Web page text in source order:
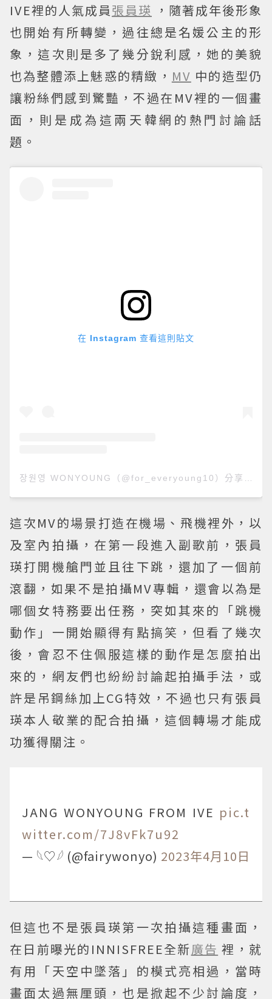
IVE裡的人氣成員張員瑛 ，隨著成年後形象
也開始有所轉變，過往總是名媛公主的形
象，這次則是多了幾分銳利感，她的美貌
也為整體添上魅惑的精緻， MV 中的造型仍
讓粉絲們感到驚豔，不過在MV裡的一個畫
面，則是成為這兩天韓網的熱門討論話
題。
在 Instagram 查看這則貼文
這次MV的場景打造在機場、飛機裡外，以
及室內拍攝，在第一段進入副歌前，張員
瑛打開機艙門並且往下跳，還加了一個前
滾翻，如果不是拍攝MV專輯，還會以為是
哪個女特務要出任務，突如其來的「跳機
動作」一開始顯得有點搞笑，但看了幾次
後，會忍不住佩服這樣的動作是怎麼拍出
來的，網友們也紛紛討論起拍攝手法，或
許是吊鋼絲加上CG特效，不過也只有張員
瑛本人敬業的配合拍攝，這個轉場才能成
功獲得關注。
JANG WONYOUNG FROM IVE pic.t
witter.com/7J8vFk7u92
— 𓆩♡𓆪 (@fairywonyo) 2023年4月10日
但這也不是張員瑛第一次拍攝這種畫面，
在日前曝光的INNISFREE全新廣告 裡，就
有用「天空中墜落」的模式亮相過，當時
畫面太過無厘頭，也是掀起不少討論度，